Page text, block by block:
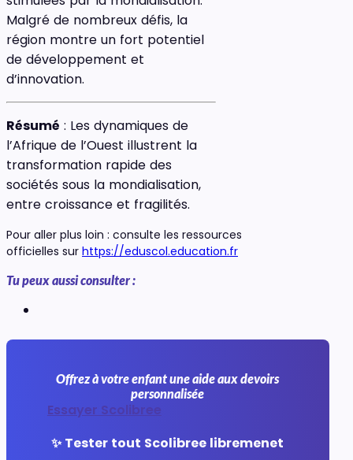
Malgré de nombreux défis, la
région montre un fort potentiel
de développement et
d’innovation.
Résumé : Les dynamiques de
l’Afrique de l’Ouest illustrent la
transformation rapide des
sociétés sous la mondialisation,
entre croissance et fragilités.
Pour aller plus loin : consulte les ressources
officielles sur https://eduscol.education.fr
Tu peux aussi consulter :
Offrez à votre enfant une aide aux devoirs
personnalisée
Essayer Scolibree
✨ Tester tout Scolibree libremenet